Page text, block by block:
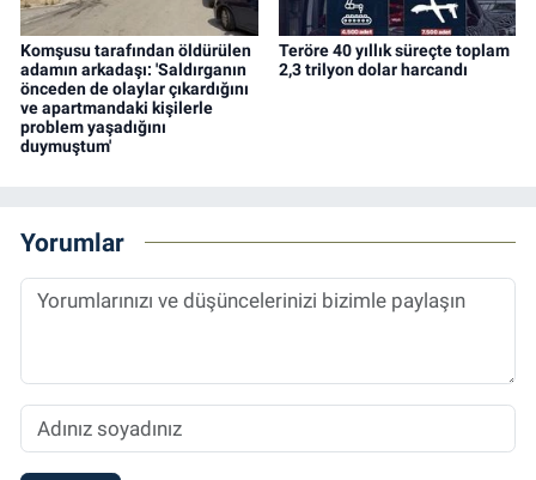
Komşusu tarafından öldürülen
adamın arkadaşı: 'Saldırganın
önceden de olaylar çıkardığını
ve apartmandaki kişilerle
problem yaşadığını
duymuştum'
Teröre 40 yıllık süreçte toplam
2,3 trilyon dolar harcandı
Yorumlar